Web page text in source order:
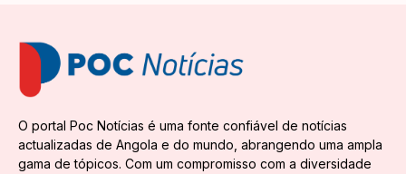
O portal Poc Notícias é uma fonte confiável de notícias
actualizadas de Angola e do mundo, abrangendo uma ampla
gama de tópicos. Com um compromisso com a diversidade